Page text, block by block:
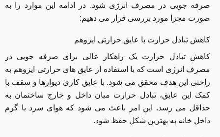
صرفه جویی در مصرف انرژی شود. در ادامه این موارد را به
صورت مجزا مورد بررسی قرار می دهیم:
کاهش تبادل حرارت با عایق حرارتی ایزوهم
کاهش تبادل حرارت یک راهکار عالی برای صرفه جویی در
مصرف انرژی است که با استفاده از عایق های حرارتی ایزوهم به
راحتی این هدف محقق می شود. با عایق‌ کاری دیوارها و سقف با
کمک این عایق، تبادل حرارت میان داخل و خارج ساختمان به
حداقل می رسد. این امر باعث می شود که هوای سرد یا گرم
داخل خانه به بهترین شکل حفظ شود.